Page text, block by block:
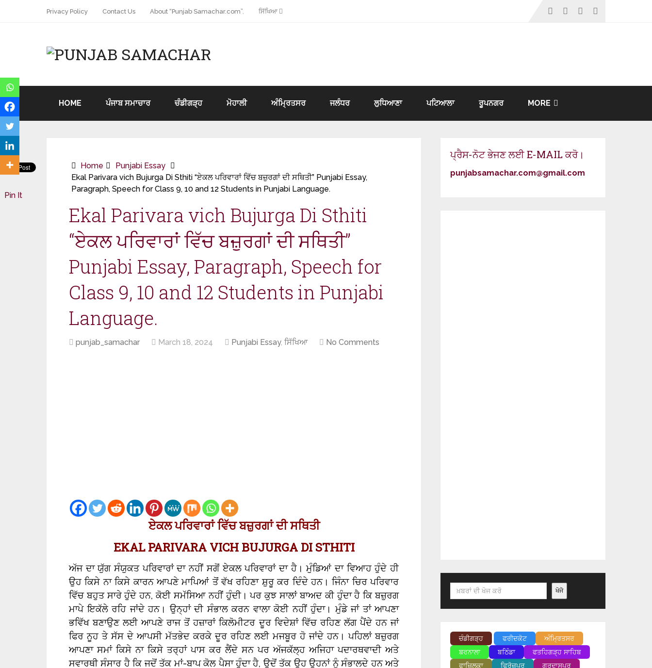
Privacy Policy Contact Us About “Punjab Samachar.com”. ਸਿੱਖਿਆ
HOME ਪੰਜਾਬ ਸਮਾਚਾਰ ਚੰਡੀਗੜ੍ਹ ਮੋਹਾਲੀ ਅੰਮ੍ਰਿਤਸਰ ਜਲੰਧਰ ਲੁਧਿਆਣਾ ਪਟਿਆਲਾ ਰੂਪਨਗਰ MORE
Home
Punjabi Essay
Ekal Parivara vich Bujurga Di Sthiti “ਏਕਲ ਪਰਿਵਾਰਾਂ ਵਿੱਚ ਬਜ਼ੁਰਗਾਂ ਦੀ ਸਥਿਤੀ” Punjabi Essay,
Paragraph, Speech for Class 9, 10 and 12 Students in Punjabi Language.
Ekal Parivara vich Bujurga Di Sthiti
“ਏਕਲ ਪਰਿਵਾਰਾਂ ਵਿੱਚ ਬਜ਼ੁਰਗਾਂ ਦੀ ਸਥਿਤੀ”
Punjabi Essay, Paragraph, Speech for
Class 9, 10 and 12 Students in Punjabi
Language.
punjab_samachar March 18, 2024 Punjabi Essay, ਸਿੱਖਿਆ No Comments
ਏਕਲਪਰਿਵਾਰਾਂ ਵਿੱਚ ਬਜ਼ੁਰਗਾਂ ਦੀ ਸਥਿਤੀ
EKAL PARIVARA VICH BUJURGA DI STHITI
ਅੱਜ ਦਾ ਯੁੱਗ ਸੰਯੁਕਤ ਪਰਿਵਾਰਾਂ ਦਾ ਨਹੀਂ ਸਗੋਂ ਏਕਲ ਪਰਿਵਾਰਾਂ ਦਾ ਹੈ। ਮੁੰਡਿਆਂ ਦਾ ਵਿਆਹ ਹੁੰਦੇ ਹੀ
ਉਹ ਕਿਸੇ ਨਾ ਕਿਸੇ ਕਾਰਨ ਆਪਣੇ ਮਾਪਿਆਂ ਤੋਂ ਵੱਖ ਰਹਿਣਾ ਸ਼ੁਰੂ ਕਰ ਦਿੰਦੇ ਹਨ। ਜਿੰਨਾ ਚਿਰ ਪਰਿਵਾਰ
ਵਿੱਚ ਬਹੁਤ ਸਾਰੇ ਹੁੰਦੇ ਹਨ, ਕੋਈ ਸਮੱਸਿਆ ਨਹੀਂ ਹੁੰਦੀ। ਪਰ ਕੁਝ ਸਾਲਾਂ ਬਾਅਦ ਕੀ ਹੁੰਦਾ ਹੈ ਕਿ ਬਜ਼ੁਰਗ
ਮਾਪੇ ਇਕੱਲੇ ਰਹਿ ਜਾਂਦੇ ਹਨ। ਉਨ੍ਹਾਂ ਦੀ ਸੰਭਾਲ ਕਰਨ ਵਾਲਾ ਕੋਈ ਨਹੀਂ ਹੁੰਦਾ। ਮੁੰਡੇ ਜਾਂ ਤਾਂ ਆਪਣਾ
ਭਵਿੱਖ ਬਣਾਉਣ ਲਈ ਆਪਣੇ ਰਾਜ ਤੋਂ ਹਜ਼ਾਰਾਂ ਕਿਲੋਮੀਟਰ ਦੂਰ ਵਿਦੇਸ਼ਾਂ ਵਿੱਚ ਰਹਿਣ ਲੱਗ ਪੈਂਦੇ ਹਨ ਜਾਂ
ਫਿਰ ਨੂਹ ਤੇ ਸੱਸ ਦੇ ਆਪਸੀ ਮੱਤਭੇਦ ਕਰਕੇ ਦੂਰ ਰਹਿਣ ਲਈ ਮਜਬੂਰ ਹੋ ਜਾਂਦੇ ਹਨ। ਪਹਿਲਾਂ ਬਜ਼ੁਰਗ
ਆਪਣਾ ਸਮਾਂ ਕਿਸੇ ਨਾ ਕਿਸੇ ਤਰ੍ਹਾਂ ਪਾਸ ਕਰ ਲੈਂਦੇ ਸਨ ਪਰ ਅੱਜਕੱਲ੍ਹ ਅਜਿਹਾ ਪਦਾਰਥਵਾਦੀ ਅਤੇ
ਸਵਾਰਥੀ ਸੰਸਾਰ ਹੈ ਕਿ ਜਦੋਂ ਤੱਕ ਮਾਂ-ਬਾਪ ਕੋਲ ਪੈਸਾ ਹੁੰਦਾ ਹੈ, ਉਦੋਂ ਤੱਕ ਉਹ ਉਹਨਾਂ ਨੂੰ ਸੰਭਾਲਦੇ ਹਨ ਅਤੇ
Pin It
ਪ੍ਰੈਸ-ਨੋਟ ਭੇਜਣ ਲਈ E-MAIL ਕਰੋ।
punjabsamachar.com@gmail.com
Search ਖੋਜੋ
ਚੰਡੀਗੜ੍ਹ ਫਰੀਦਕੋਟ
ਅੰਮ੍ਰਿਤਸਰ
ਬਰਨਾਲਾ
ਬਠਿੰਡਾ
ਫਤਹਿਗੜ੍ਹ ਸਾਹਿਬ
ਫਾਜ਼ਿਲਕਾ
ਫਿਰੋਜ਼ਪੁਰ
ਗੁਰਦਾਸਪੁਰ